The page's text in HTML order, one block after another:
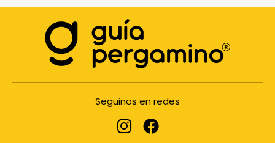
Seguinos en redes